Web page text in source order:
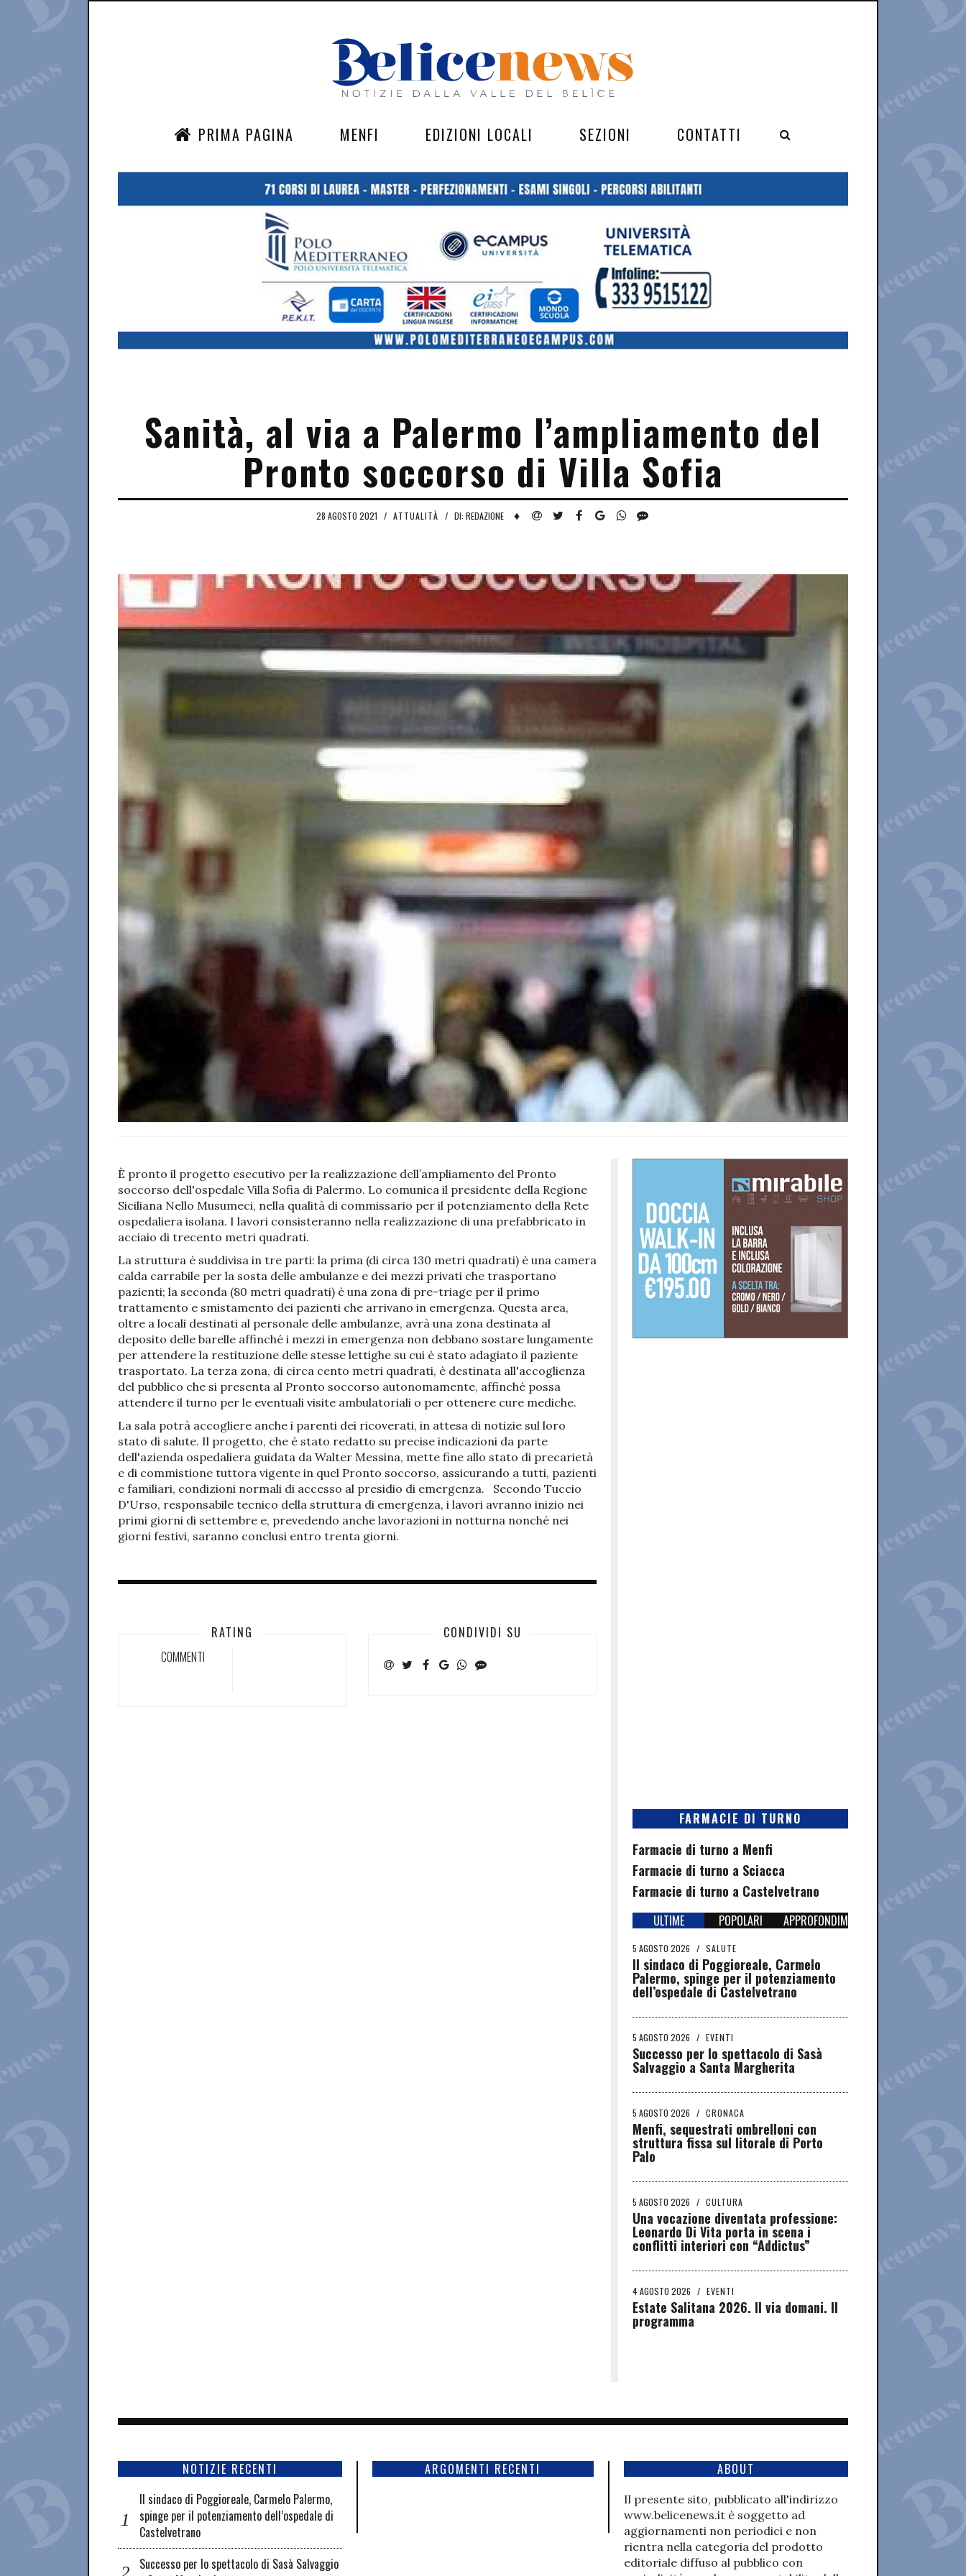
PRIMA PAGINA MENFI EDIZIONI LOCALI SEZIONI CONTATTI
Sanità, al via a Palermo l’ampliamento del
Pronto soccorso di Villa Sofia
28 AGOSTO 2021 / ATTUALITÀ / DI: REDAZIONE ♦
È pronto il progetto esecutivo per la realizzazione dell’ampliamento del Pronto
soccorso dell'ospedale Villa Sofia di Palermo. Lo comunica il presidente della Regione
Siciliana Nello Musumeci, nella qualità di commissario per il potenziamento della Rete
ospedaliera isolana. I lavori consisteranno nella realizzazione di una prefabbricato in
acciaio di trecento metri quadrati.
La struttura è suddivisa in tre parti: la prima (di circa 130 metri quadrati) è una camera
calda carrabile per la sosta delle ambulanze e dei mezzi privati che trasportano
pazienti; la seconda (80 metri quadrati) è una zona di pre-triage per il primo
trattamento e smistamento dei pazienti che arrivano in emergenza. Questa area,
oltre a locali destinati al personale delle ambulanze, avrà una zona destinata al
deposito delle barelle affinché i mezzi in emergenza non debbano sostare lungamente
per attendere la restituzione delle stesse lettighe su cui è stato adagiato il paziente
trasportato. La terza zona, di circa cento metri quadrati, è destinata all'accoglienza
del pubblico che si presenta al Pronto soccorso autonomamente, affinché possa
attendere il turno per le eventuali visite ambulatoriali o per ottenere cure mediche.
La sala potrà accogliere anche i parenti dei ricoverati, in attesa di notizie sul loro
stato di salute. Il progetto, che è stato redatto su precise indicazioni da parte
dell'azienda ospedaliera guidata da Walter Messina, mette fine allo stato di precarietà
e di commistione tuttora vigente in quel Pronto soccorso, assicurando a tutti, pazienti
e familiari, condizioni normali di accesso al presidio di emergenza. Secondo Tuccio
D'Urso, responsabile tecnico della struttura di emergenza, i lavori avranno inizio nei
primi giorni di settembre e, prevedendo anche lavorazioni in notturna nonché nei
giorni festivi, saranno conclusi entro trenta giorni.
RATING
COMMENTI
CONDIVIDI SU
FARMACIE DI TURNO
Farmacie di turno a Menfi
Farmacie di turno a Sciacca
Farmacie di turno a Castelvetrano
ULTIME POPOLARI APPROFONDIMENTI
5 AGOSTO 2026 / SALUTE
Il sindaco di Poggioreale, Carmelo
Palermo, spinge per il potenziamento
dell’ospedale di Castelvetrano
5 AGOSTO 2026 / EVENTI
Successo per lo spettacolo di Sasà
Salvaggio a Santa Margherita
5 AGOSTO 2026 / CRONACA
Menfi, sequestrati ombrelloni con
struttura fissa sul litorale di Porto
Palo
5 AGOSTO 2026 / CULTURA
Una vocazione diventata professione:
Leonardo Di Vita porta in scena i
conflitti interiori con “Addictus”
4 AGOSTO 2026 / EVENTI
Estate Salitana 2026. Il via domani. Il
programma
NOTIZIE RECENTI
Il sindaco di Poggioreale, Carmelo Palermo,
spinge per il potenziamento dell’ospedale di
Castelvetrano
Successo per lo spettacolo di Sasà Salvaggio
ARGOMENTI RECENTI ABOUT
Il presente sito, pubblicato all'indirizzo
www.belicenews.it è soggetto ad
aggiornamenti non periodici e non
rientra nella categoria del prodotto
editoriale diffuso al pubblico con